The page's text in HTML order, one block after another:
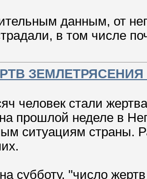
данным, от
в том числе
человек стали
прошлой неделе в
ситуациям страны.
субботу, "число